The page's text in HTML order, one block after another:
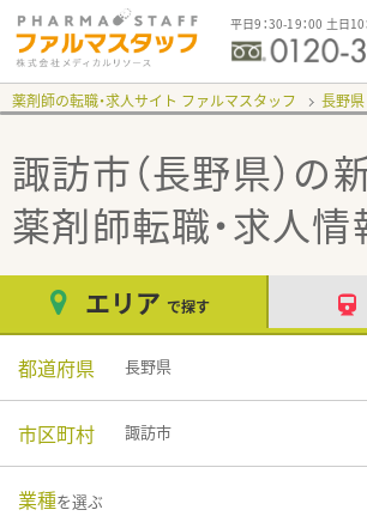
平日9：30-19：00 土日10
薬剤師の転職・求人サイト ファルマスタッフ 長野県
諏訪市（長野県）の
薬剤師転職・求人
エリア で探す
都道府県 長野県
市区町村 諏訪市
業種を選ぶ